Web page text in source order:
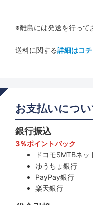
※離島には発送を行って
送料に関する詳細はコ
お支払いにつ
銀行振込
3％ポイントバック
ドコモSMTBネ
ゆうちょ銀行
PayPay銀行
楽天銀行